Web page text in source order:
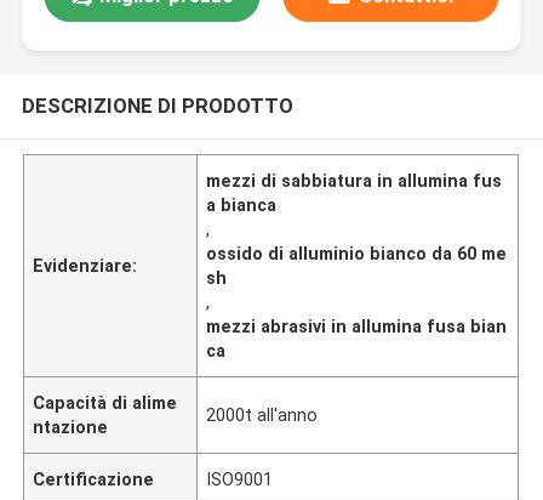
DESCRIZIONE DI PRODOTTO
Evidenziare:
mezzi di sabbiatura in allumina fus
a bianca
,
ossido di alluminio bianco da 60 me
sh
,
mezzi abrasivi in ​​allumina fusa bian
ca
Capacità di alime
ntazione
2000t all'anno
Certificazione ISO9001